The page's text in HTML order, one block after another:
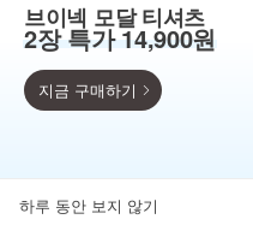
득템찬스
브이넥 모달 티셔츠
2장 특가 14,900원
지금 구매하기
하루 동안 보지 않기
뒤로가기 카테고리